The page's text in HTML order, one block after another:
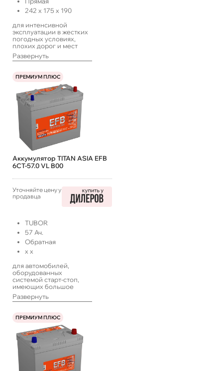
242 x 175 x 190
для интенсивной
эксплуатации в жестких
погодных условиях,
плохих дорог и мест
хранения техники
транспорта.
Развернуть
ПРЕМИУМ ПЛЮС
Аккумулятор TITAN ASIA EFB
6СТ-57.0 VL B00
Уточняйте цену у
продавца
TUBOR
57 Ач.
Обратная
x x
для автомобилей,
оборудованных
системой старт-стоп,
имеющих большое
количество
энергопотребителей,
с длительными
простоями, а также
систем ИПБ
Развернуть
ПРЕМИУМ ПЛЮС